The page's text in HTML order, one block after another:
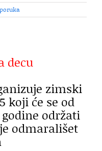
decu
zimski
koji će se od
godine održati
odmarališet